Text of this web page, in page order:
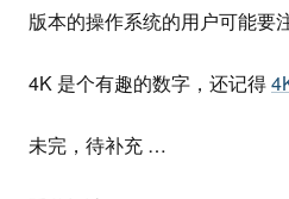
版本的操作系统的用户可能要
4K 是个有趣的数字，还记得
未完，待补充 …